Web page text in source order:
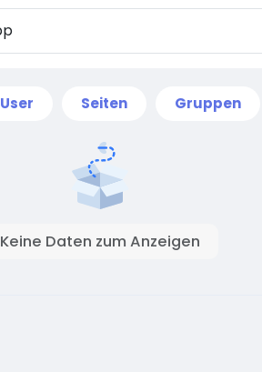
User Seiten Gruppen
Keine Daten zum Anzeigen